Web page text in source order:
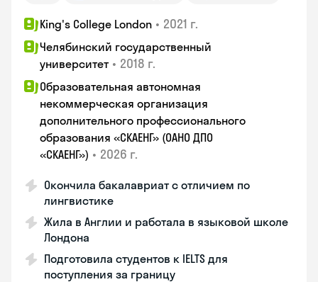
King's College London • 2021 г.
Челябинский государственный
университет • 2018 г.
Образовательная автономная
некоммерческая организация
дополнительного профессионального
образования «СКАЕНГ» (ОАНО ДПО
«СКАЕНГ») • 2026 г.
Окончила бакалавриат с отличием по
лингвистике
Жила в Англии и работала в языковой школе
Лондона
Подготовила студентов к IELTS для
поступления за границу